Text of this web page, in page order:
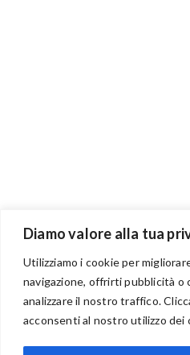
Diamo valore alla tua
Utilizziamo i cookie per
navigazione, offrirti pubblicità o
analizzare il nostro traffico.
acconsenti al nostro utilizzo dei
BENVENUTI NEL PORTALE